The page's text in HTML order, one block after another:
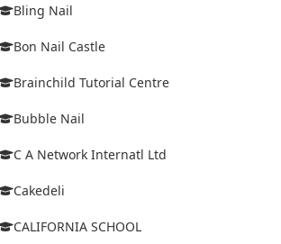
Bling Nail
Bon Nail Castle
Brainchild Tutorial Centre
Bubble Nail
C A Network Internatl Ltd
Cakedeli
CALIFORNIA SCHOOL